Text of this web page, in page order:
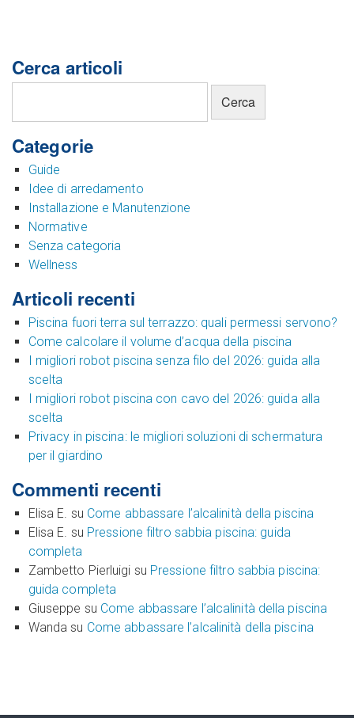
Cerca articoli
Categorie
Guide
Idee di arredamento
Installazione e Manutenzione
Normative
Senza categoria
Wellness
Articoli recenti
Piscina fuori terra sul terrazzo: quali permessi servono?
Come calcolare il volume d’acqua della piscina
I migliori robot piscina senza filo del 2026: guida alla
scelta
I migliori robot piscina con cavo del 2026: guida alla
scelta
Privacy in piscina: le migliori soluzioni di schermatura
per il giardino
Commenti recenti
Elisa E. su Come abbassare l’alcalinità della piscina
Elisa E. su Pressione filtro sabbia piscina: guida
completa
Zambetto Pierluigi su Pressione filtro sabbia piscina:
guida completa
Giuseppe su Come abbassare l’alcalinità della piscina
Wanda su Come abbassare l’alcalinità della piscina